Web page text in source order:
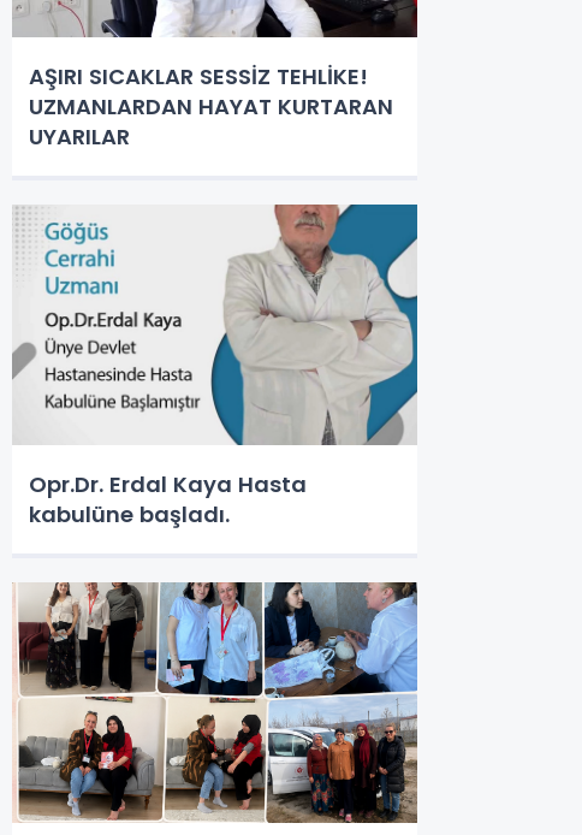
AŞIRI SICAKLAR SESSİZ TEHLİKE!
UZMANLARDAN HAYAT KURTARAN
UYARILAR
Opr.Dr. Erdal Kaya Hasta
kabulüne başladı.